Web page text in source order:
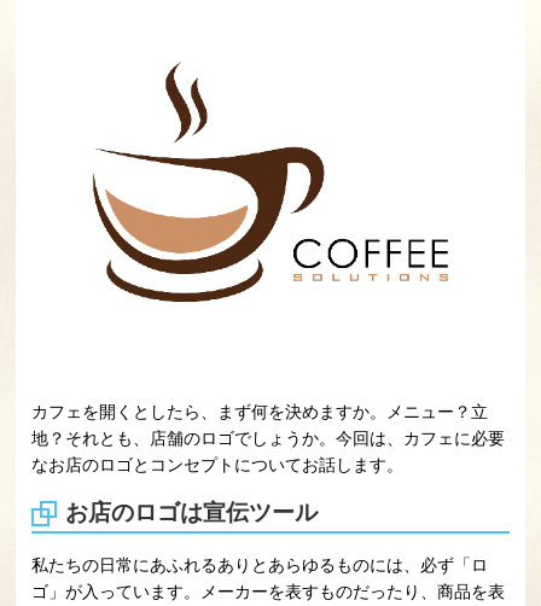
カフェを開くとしたら、まず何を決めますか。メニュー？立
地？それとも、店舗のロゴでしょうか。今回は、カフェに必要
なお店のロゴとコンセプトについてお話します。
お店のロゴは宣伝ツール
私たちの日常にあふれるありとあらゆるものには、必ず「ロ
ゴ」が入っています。メーカーを表すものだったり、商品を表